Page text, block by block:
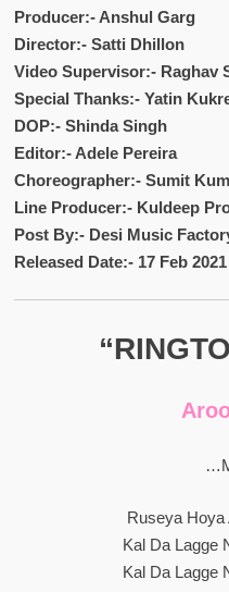
Producer:- Anshul Garg
Director:- Satti Dhillon
Video Supervisor:- Raghav
Special Thanks:- Yatin
DOP:- Shinda Singh
Editor:- Adele Pereira
Choreographer:- Sumit
Line Producer:- Kuldeep
Post By:- Desi Music
Released Date:- 17 Feb 2021
Ruseya Hoya
Kal Da Lagge
Kal Da Lagge